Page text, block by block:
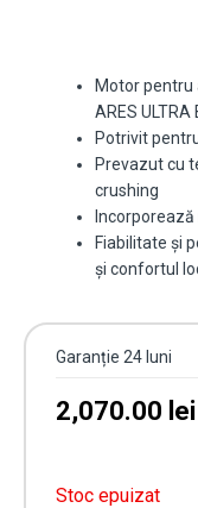
Motor
ARES
Potrivit
Prevazut cu
crushing
Fiabilitate și
și confortul
Garanție 24 luni
2,070.00 lei
Stoc epuizat